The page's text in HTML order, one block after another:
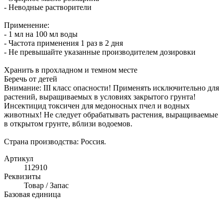
- Неводные растворители
Применение:
- 1 мл на 100 мл воды
- Частота применения 1 раз в 2 дня
- Не превышайте указанные производителем дозировки
Хранить в прохладном и темном месте
Беречь от детей
Внимание: III класс опасности! Применять исключительно для
растений, выращиваемых в условиях закрытого грунта!
Инсектицид токсичен для медоносных пчел и водных
животных! Не следует обрабатывать растения, выращиваемые
в открытом грунте, вблизи водоемов.
Страна производства: Россия.
Артикул
112910
Реквизиты
Товар / Запас
Базовая единица